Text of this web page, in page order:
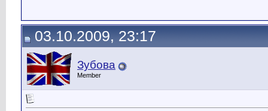
03.10.2009, 23:17
Зубова
Member